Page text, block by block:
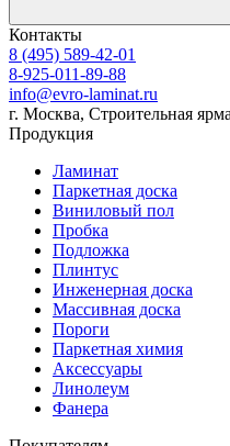
Контакты
8 (495) 589-42-01
8-925-011-89-88
info@evro-laminat.ru
г. Москва, Строительная
Продукция
Ламинат
Паркетная доска
Виниловый пол
Пробка
Подложка
Плинтус
Инженерная доска
Массивная доска
Пороги
Паркетная химия
Аксессуары
Линолеум
Фанера